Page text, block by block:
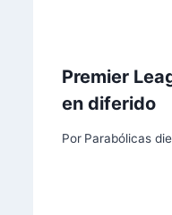
Premier
en diferido
Por Parabólicas